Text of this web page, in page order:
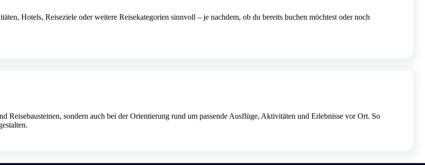
Hotels, Reiseziele oder weitere Reisekategorien sinnvoll – je nachdem, ob du bereits buchen möchtest oder noch
Reisebausteinen, sondern auch bei der Orientierung rund um passende Ausflüge, Aktivitäten und Erlebnisse vor Ort. So